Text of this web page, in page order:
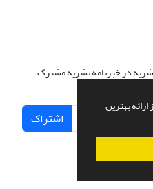
بهترین
در خبرنامه نشریه مشترک
اشتراک